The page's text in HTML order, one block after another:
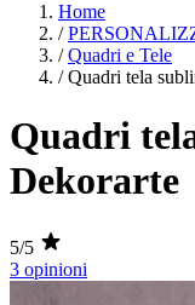
Home
/
/ Quadri e Tele
/ Quadri tela
Quadri
Dekorarte
5/5
3 opinioni